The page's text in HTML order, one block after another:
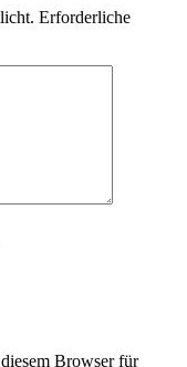
Erforderliche
Browser für